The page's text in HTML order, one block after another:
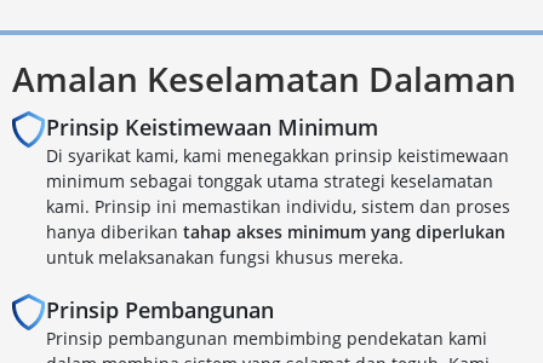
Amalan Keselamatan Dalaman
Prinsip Keistimewaan Minimum
Di syarikat kami, kami menegakkan prinsip keistimewaan
minimum sebagai tonggak utama strategi keselamatan
kami. Prinsip ini memastikan individu, sistem dan proses
hanya diberikan tahap akses minimum yang diperlukan
untuk melaksanakan fungsi khusus mereka.
Prinsip Pembangunan
Prinsip pembangunan membimbing pendekatan kami